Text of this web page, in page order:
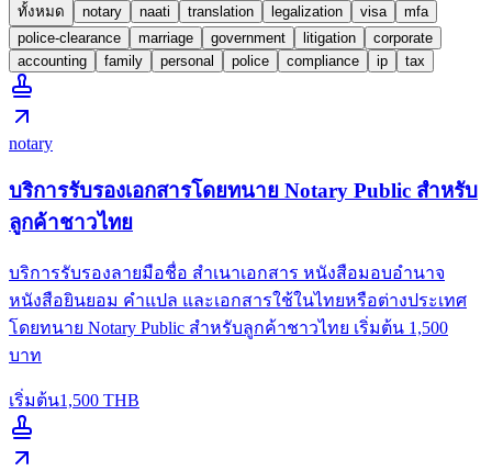
ทั้งหมด notary naati translation legalization visa
mfa
police-clearance
marriage government litigation
corporate
accounting
family personal police compliance ip tax
notary
บริการรับรองเอกสารโดยทนาย Notary Public สำหรับ
ลูกค้าชาวไทย
บริการรับรองลายมือชื่อ สำเนาเอกสาร หนังสือมอบอำนาจ
หนังสือยินยอม คำแปล และเอกสารใช้ในไทยหรือต่างประเทศ
โดยทนาย Notary Public สำหรับลูกค้าชาวไทย เริ่มต้น 1,500
บาท
เริ่มต้น1,500 THB